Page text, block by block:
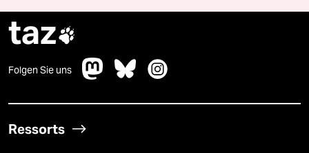
taz
Folgen Sie uns
Ressorts